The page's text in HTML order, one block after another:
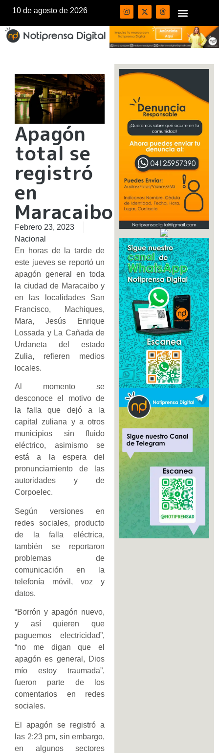
10 de agosto de 2026
Apagón
total se
registró
en
Maracaibo
Febrero 23, 2023
Nacional
En horas de la tarde de
este jueves se reportó un
apagón general en toda
la ciudad de Maracaibo y
en las localidades San
Francisco, Machiques,
Mara, Jesús Enrique
Lossada y La Cañada de
Urdaneta del estado
Zulia, refieren medios
locales.
Al momento se
desconoce el motivo de
la falla que dejó a la
capital zuliana y a otros
municipios sin fluido
eléctrico, asimismo se
está a la espera del
pronunciamiento de las
autoridades y de
Corpoelec.
Según versiones en
redes sociales, producto
de la falla eléctrica,
también se reportaron
problemas de
comunicación en la
telefonía móvil, voz y
datos.
“Borrón y apagón nuevo,
y así quieren que
paguemos electricidad”,
“no me digan que el
apagón es general, Dios
mío estoy traumada”,
fueron parte de los
comentarios en redes
sociales.
El apagón se registró a
las 2:23 pm, sin embargo,
en algunos sectores